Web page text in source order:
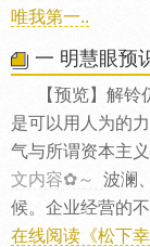
唯我第一..
一 明慧眼预
【预览】解
是可以用人为的
气与所谓资本主
文内容✿～
波澜
候。企业经营的
在线阅读《松下